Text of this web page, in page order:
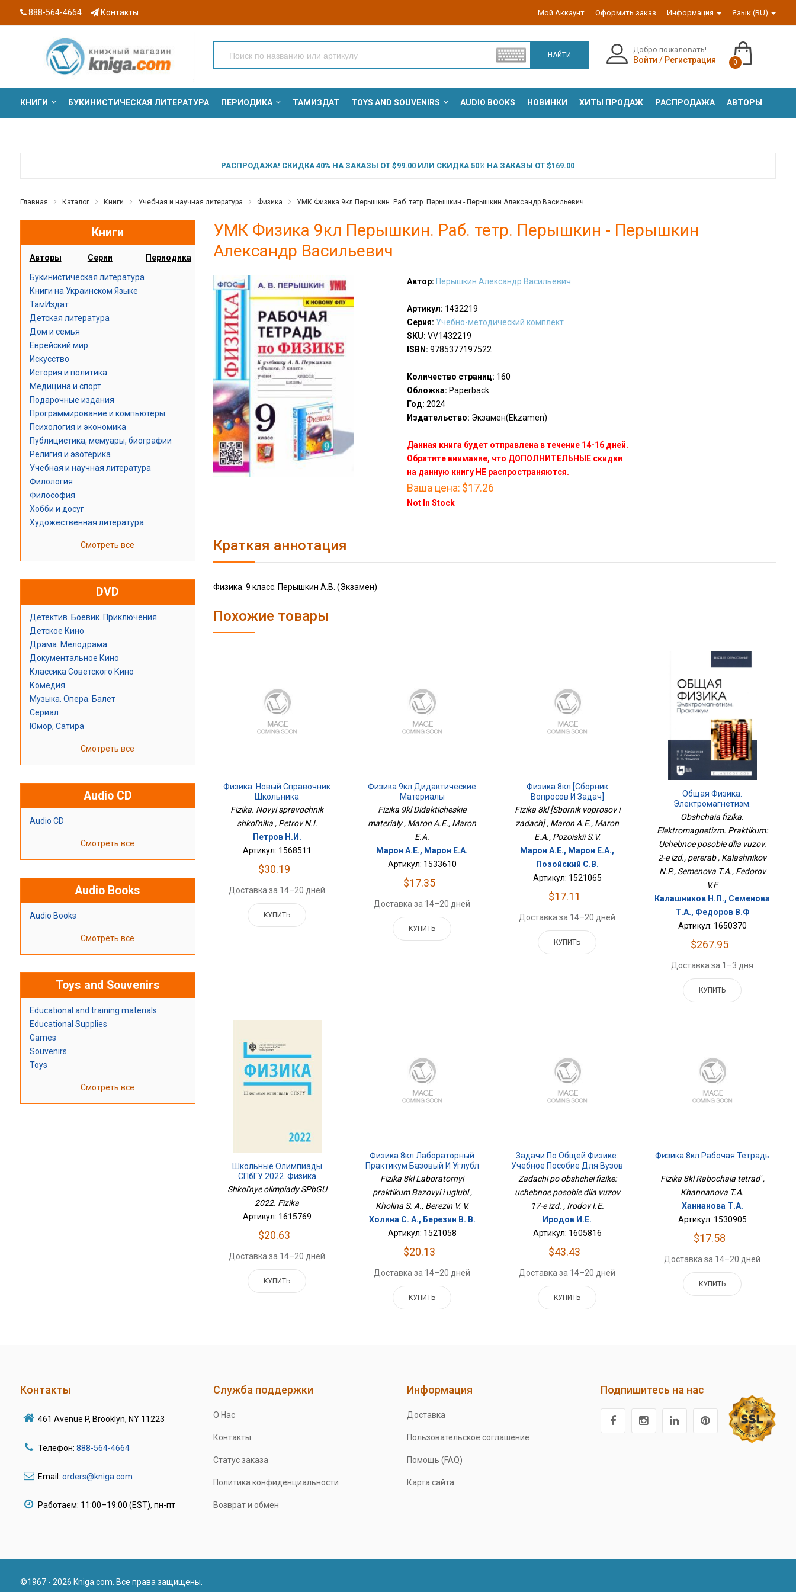
888-564-4664 Контакты Мой Аккаунт Оформить заказ Информация Язык (RU)
НАЙТИ
Добро пожаловать!
Войти / Регистрация 0
КНИГИ БУКИНИСТИЧЕСКАЯ ЛИТЕРАТУРА ПЕРИОДИКА ТАМИЗДАТ TOYS AND SOUVENIRS AUDIO BOOKS НОВИНКИ ХИТЫ ПРОДАЖ РАСПРОДАЖА АВТОРЫ
РАСПРОДАЖА! СКИДКА 40% НА ЗАКАЗЫ ОТ $99.00 ИЛИ СКИДКА 50% НА ЗАКАЗЫ ОТ $169.00
Главная Каталог Книги Учебная и научная литература Физика УМК Физика 9кл Перышкин. Раб. тетр. Перышкин - Перышкин Александр Васильевич
Книги
Авторы Серии Периодика
Букинистическая литература
Книги на Украинском Языке
ТамИздат
Детская литература
Дом и семья
Еврейский мир
Искусство
История и политика
Медицина и спорт
Подарочные издания
Программирование и компьютеры
Психология и экономика
Публицистика, мемуары, биографии
Религия и эзотерика
Учебная и научная литература
Филология
Философия
Хобби и досуг
Художественная литература
Смотреть все
DVD
Детектив. Боевик. Приключения
Детское Кино
Драма. Мелодрама
Документальное Кино
Классика Советского Кино
Комедия
Музыка. Опера. Балет
Сериал
Юмор, Сатира
Смотреть все
Audio CD
Audio CD
Смотреть все
Audio Books
Audio Books
Смотреть все
Toys and Souvenirs
Educational and training materials
Educational Supplies
Games
Souvenirs
Toys
Смотреть все
УМК Физика 9кл Перышкин. Раб. тетр. Перышкин - Перышкин
Александр Васильевич
Автор: Перышкин Александр Васильевич
Артикул: 1432219
Серия: Учебно-методический комплект
SKU: VV1432219
ISBN: 9785377197522
Количество страниц: 160
Обложка: Paperback
Год: 2024
Издательство: Экзамен(Ekzamen)
Данная книга будет отправлена в течение 14-16 дней.
Обратите внимание, что ДОПОЛНИТЕЛЬНЫЕ скидки
на данную книгу НЕ распространяются.
Ваша цена: $17.26
Not In Stock
Краткая аннотация
Физика. 9 класс. Перышкин А.В. (Экзамен)
Похожие товары
Физика. Новый Справочник
Школьника
Fizika. Novyi spravochnik
shkol'nika , Petrov N.I.
Петров Н.И.
Артикул: 1568511
$30.19
Доставка за 14–20 дней
КУПИТЬ
Физика 9кл Дидактические
Материалы
Fizika 9kl Didakticheskie
materialy , Maron A.E., Maron
E.A.
Марон А.Е., Марон Е.А.
Артикул: 1533610
$17.35
Доставка за 14–20 дней
КУПИТЬ
Физика 8кл [Сборник
Вопросов И Задач]
Fizika 8kl [Sbornik voprosov i
zadach] , Maron A.E., Maron
E.A., Pozoiskii S.V.
Марон А.Е., Марон Е.А.,
Позойский С.В.
Артикул: 1521065
$17.11
Доставка за 14–20 дней
КУПИТЬ
Общая Физика.
Электромагнетизм.
Практикум: Учебное Пособие
Obshchaia fizika.
Elektromagnetizm. Praktikum:
Uchebnoe posobie dlia vuzov.
2-e izd., pererab , Kalashnikov
N.P., Semenova T.A., Fedorov
V.F
Калашников Н.П., Семенова
Т.А., Федоров В.Ф
Артикул: 1650370
$267.95
Доставка за 1–3 дня
КУПИТЬ
Школьные Олимпиады
СПбГУ 2022. Физика
Shkol'nye olimpiady SPbGU
2022. Fizika
Артикул: 1615769
$20.63
Доставка за 14–20 дней
КУПИТЬ
Физика 8кл Лабораторный
Практикум Базовый И Углубл
Fizika 8kl Laboratornyi
praktikum Bazovyi i uglubl ,
Kholina S. A., Berezin V. V.
Холина С. А., Березин В. В.
Артикул: 1521058
$20.13
Доставка за 14–20 дней
КУПИТЬ
Задачи По Общей Физике:
Учебное Пособие Для Вузов
17-Е Изд.
Zadachi po obshchei fizike:
uchebnoe posobie dlia vuzov
17-e izd. , Irodov I.E.
Иродов И.Е.
Артикул: 1605816
$43.43
Доставка за 14–20 дней
КУПИТЬ
Физика 8кл Рабочая Тетрадь
Fizika 8kl Rabochaia tetrad' ,
Khannanova T.A.
Ханнанова Т.А.
Артикул: 1530905
$17.58
Доставка за 14–20 дней
КУПИТЬ
Контакты
461 Avenue P, Brooklyn, NY 11223
Телефон: 888-564-4664
Email: orders@kniga.com
Работаем: 11:00–19:00 (EST), пн-пт
Служба поддержки
О Нас
Контакты
Статус заказа
Политика конфиденциальности
Возврат и обмен
Информация
Доставка
Пользовательское соглашение
Помощь (FAQ)
Карта сайта
Подпишитесь на нас
©1967 - 2026 Kniga.com. Все права защищены.